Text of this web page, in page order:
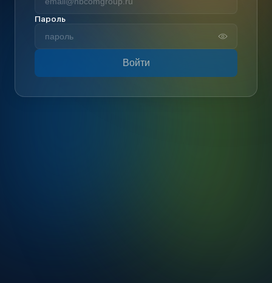
Пароль
Войти